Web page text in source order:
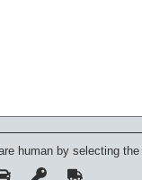
human by selecting the